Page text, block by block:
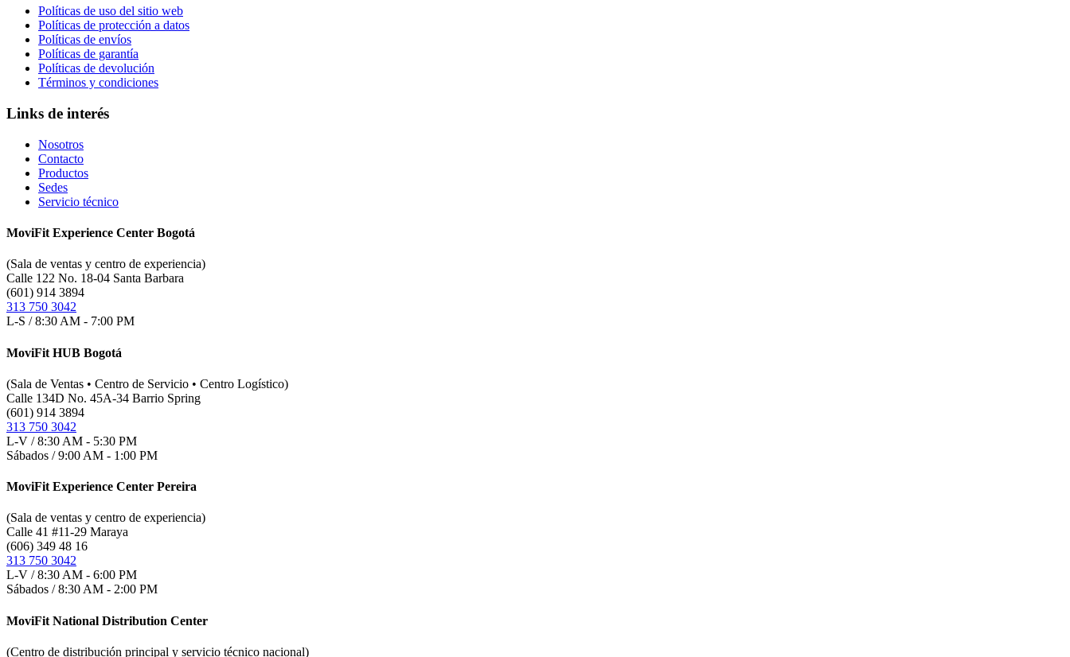
Políticas de uso del sitio web
Políticas de protección a datos
Políticas de envíos
Políticas de garantía
Políticas de devolución
Términos y condiciones
Links de interés
Nosotros
Contacto
Productos
Sedes
Servicio técnico
MoviFit Experience Center Bogotá
(Sala de ventas y centro de experiencia)
Calle 122 No. 18-04 Santa Barbara
(601) 914 3894
313 750 3042
L-S / 8:30 AM - 7:00 PM
MoviFit HUB Bogotá
(Sala de Ventas • Centro de Servicio • Centro Logístico)
Calle 134D No. 45A-34 Barrio Spring
(601) 914 3894
313 750 3042
L-V / 8:30 AM - 5:30 PM
Sábados / 9:00 AM - 1:00 PM
MoviFit Experience Center Pereira
(Sala de ventas y centro de experiencia)
Calle 41 #11-29 Maraya
(606) 349 48 16
313 750 3042
L-V / 8:30 AM - 6:00 PM
Sábados / 8:30 AM - 2:00 PM
MoviFit National Distribution Center
(Centro de distribución principal y servicio técnico nacional)